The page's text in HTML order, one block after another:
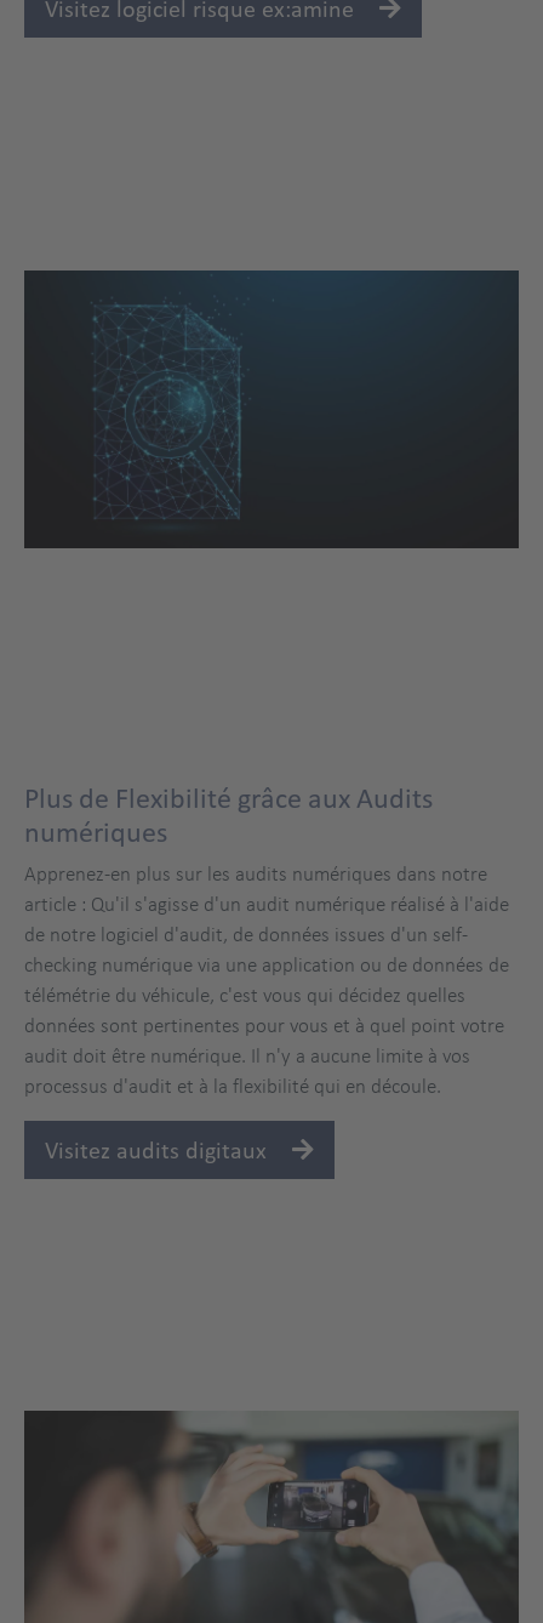
Visitez logiciel risque ex:amine
Plus de Flexibilité grâce aux Audits
numériques
Apprenez-en plus sur les audits numériques dans notre
article : Qu'il s'agisse d'un audit numérique réalisé à l'aide
de notre logiciel d'audit, de données issues d'un self-
checking numérique via une application ou de données de
télémétrie du véhicule, c'est vous qui décidez quelles
données sont pertinentes pour vous et à quel point votre
audit doit être numérique. Il n'y a aucune limite à vos
processus d'audit et à la flexibilité qui en découle.
Visitez audits digitaux